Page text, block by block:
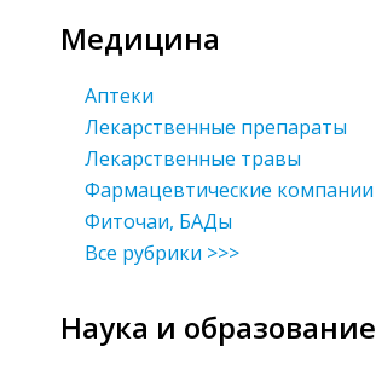
Медицина
Аптеки
Лекарственные препараты
Лекарственные травы
Фармацевтические компании
Фиточаи, БАДы
Все рубрики >>>
Наука и образование